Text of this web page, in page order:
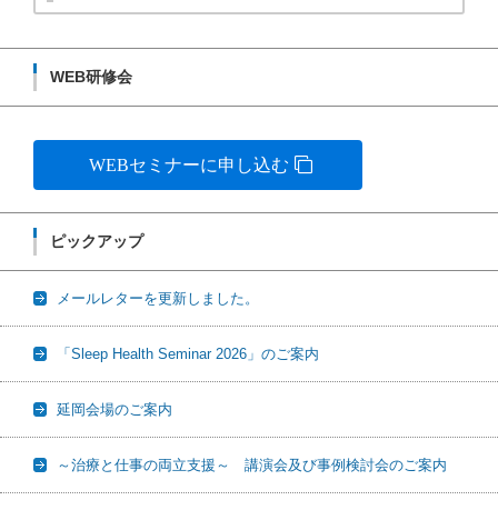
WEB研修会
WEBセミナーに申し込む
ピックアップ
メールレターを更新しました。
「Sleep Health Seminar 2026」のご案内
延岡会場のご案内
～治療と仕事の両立支援～ 講演会及び事例検討会のご案内